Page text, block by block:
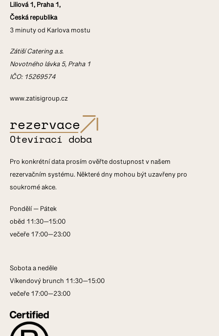
Liliová 1, Praha 1,
Česká republika
3 minuty od Karlova mostu
Zátiší Catering a.s.
Novotného lávka 5, Praha 1
IČO: 15269574
www.zatisigroup.cz
rezervace
Otevírací doba
Pro konkrétní data prosím ověřte dostupnost v našem
rezervačním systému. Některé dny mohou být uzavřeny pro
soukromé akce.
Pondělí — Pátek
oběd 11:30—15:00
večeře 17:00—23:00
Sobota a neděle
Víkendový brunch 11:30—15:00
večeře 17:00—23:00